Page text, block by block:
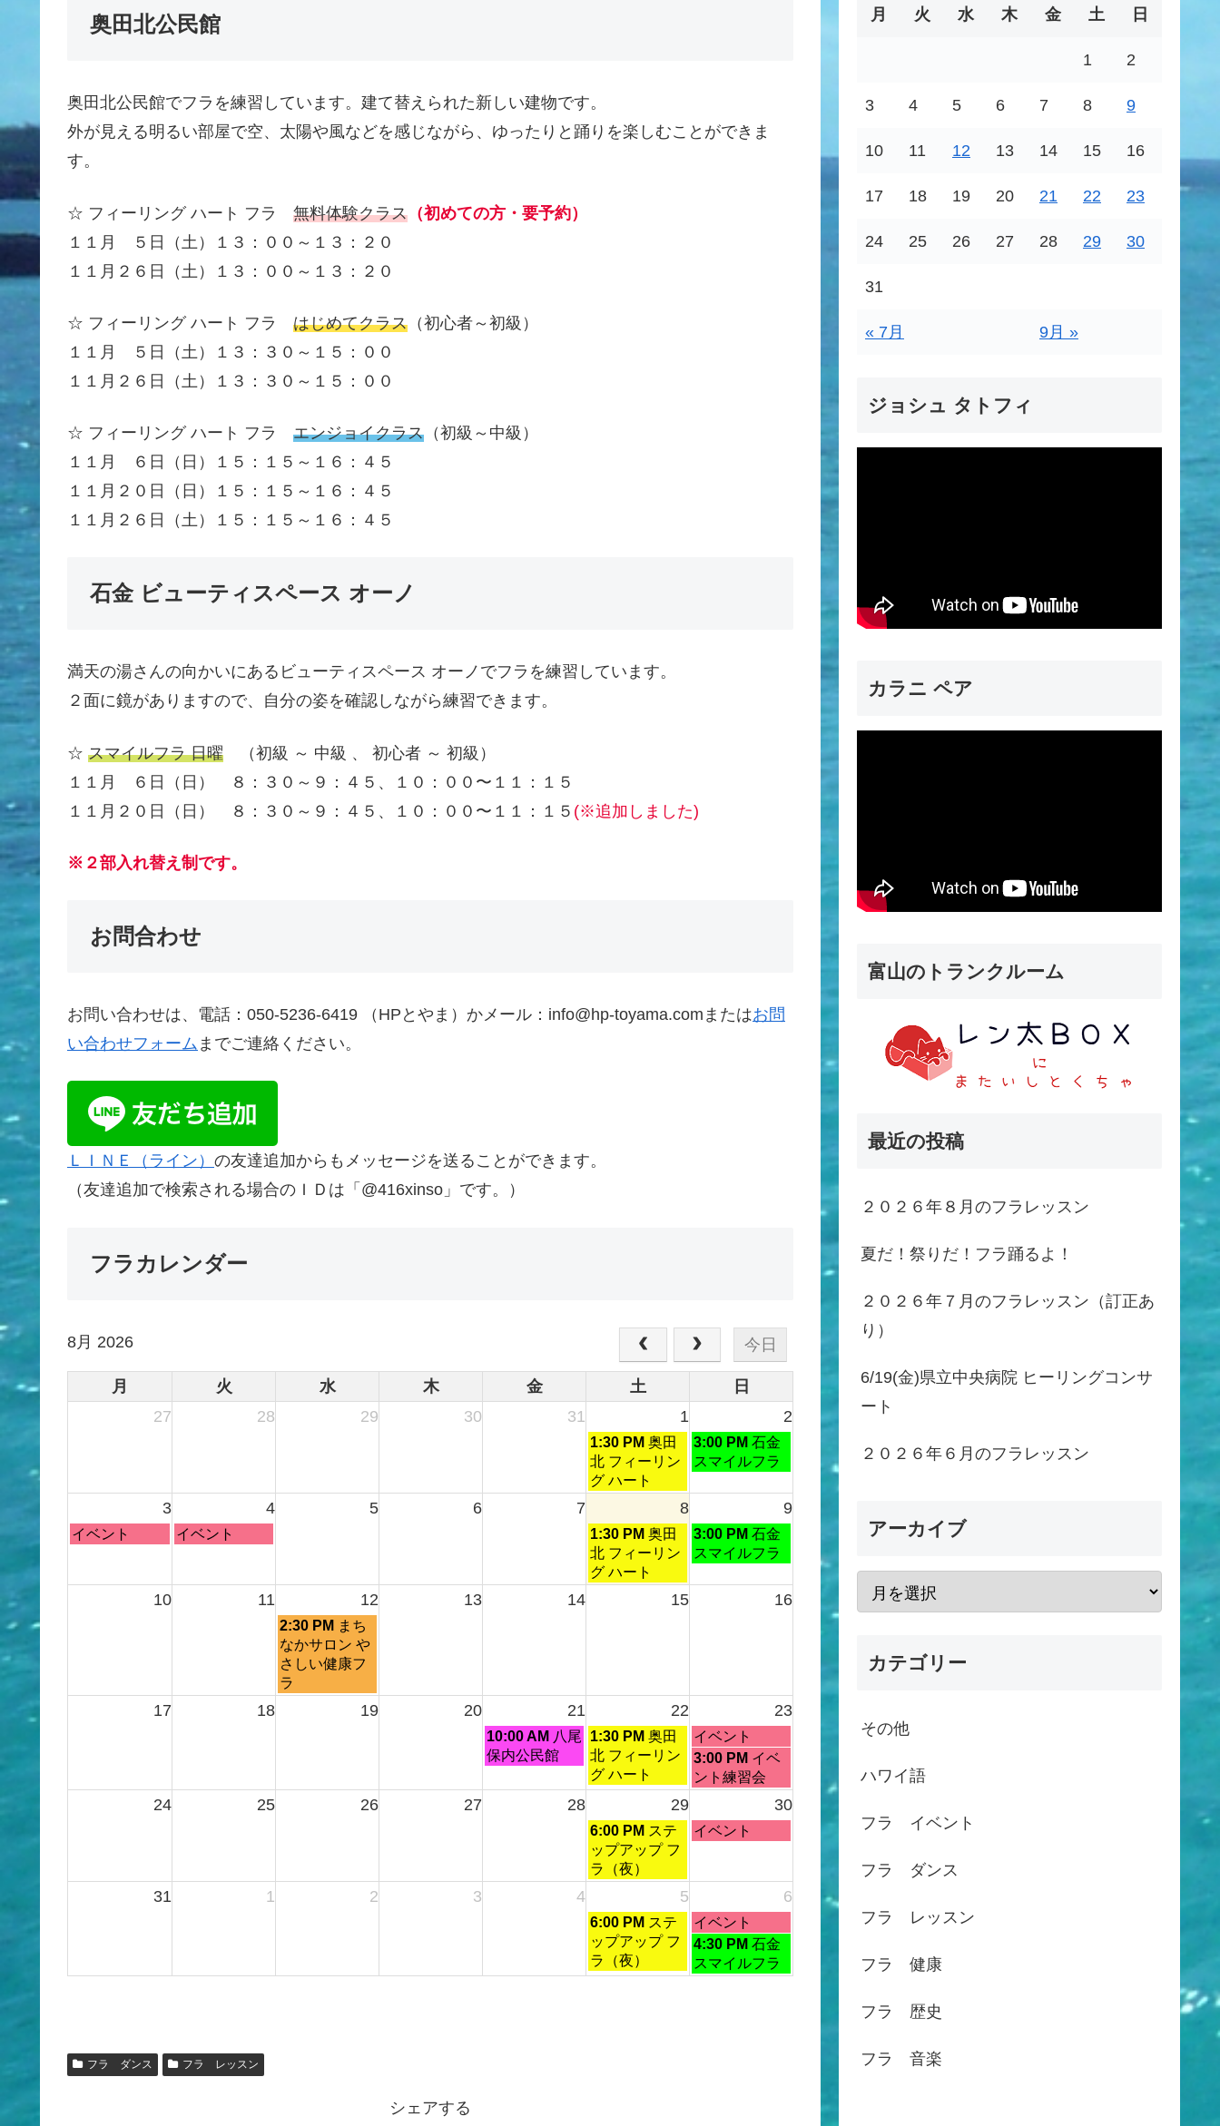
奥田北公民館
奥田北公民館でフラを練習しています。建て替えられた新しい建物です。
外が見える明るい部屋で空、太陽や風などを感じながら、ゆったりと踊りを楽しむことができま
す。
☆ フィーリング ハート フラ 無料体験クラス （初めての方・要予約）
１１月 ５日（土）１３：００～１３：２０
１１月２６日（土）１３：００～１３：２０
☆ フィーリング ハート フラ はじめてクラス （初心者～初級）
１１月 ５日（土）１３：３０～１５：００
１１月２６日（土）１３：３０～１５：００
☆ フィーリング ハート フラ エンジョイクラス （初級～中級）
１１月 ６日（日）１５：１５～１６：４５
１１月２０日（日）１５：１５～１６：４５
１１月２６日（土）１５：１５～１６：４５
石金 ビューティスペース オーノ
満天の湯さんの向かいにあるビューティスペース オーノでフラを練習しています。
２面に鏡がありますので、自分の姿を確認しながら練習できます。
☆ スマイルフラ 日曜 （初級 ～ 中級 、 初心者 ～ 初級）
１１月 ６日（日） ８：３０～９：４５、１０：００〜１１：１５
１１月２０日（日） ８：３０～９：４５、１０：００〜１１：１５ (※追加しました)
※２部入れ替え制です。
お問合わせ
お問い合わせは、電話：050-5236-6419 （HPとやま）かメール：info@hp-toyama.comまたはお問
い合わせフォーム までご連絡ください。
ＬＩＮＥ（ライン） の友達追加からもメッセージを送ることができます。
（友達追加で検索される場合のＩＤは「@416xinso」です。）
フラカレンダー
8月 2026 今日
月 火 水 木 金 土
日
27
28 29 30 31 1 2
土
曜
日,
8
1st
2026
1:30 PM 奥田
北 フィーリン
グ ハート
日
曜
8
2nd
2026
3:00 PM 石金
スマイルフラ
3 4 5 6 7 8 9
月
8
イベント
火
8
イベント
土
曜
日,
8
1:30 PM 奥田
北 フィーリン
グ ハート
日
曜
8
3:00 PM 石金
スマイルフラ
10 11 12 13 14 15 16
水
曜
日,
8
月
2:30 PM まち
なかサロン や
さしい健康フ
ラ
17 18 19 20 21 22 23
金
曜
8
10:00 AM 八尾
保内公民館
土
曜
日,
8
22nd
2026
1:30 PM 奥田
北 フィーリン
グ ハート
日
曜
日,
8
23rd
イベント
日
曜
日,
月
3:00 PM イベ
ント練習会
24 25 26 27 28 29 30
土
曜
日,
8
29th
2026
6:00 PM ステ
ップアップ フ
ラ（夜）
日
8
30th
2026
イベント
31 1 2 3 4 5 6
土
曜
日,
9
6:00 PM ステ
ップアップ フ
ラ（夜）
日
曜
日,
9
イベント
日
曜
日,
4:30 PM 石金
スマイルフラ
フラ ダンス フラ レッスン
シェアする
月 火 水 木 金 土 日
1 2
3 4 5 6 7 8 9
10 11 12 13 14 15 16
17 18 19 20 21 22 23
24 25 26 27 28 29 30
31
« 7月 9月 »
ジョシュ タトフィ
カラニ ペア
富山のトランクルーム
最近の投稿
２０２６年８月のフラレッスン
夏だ！祭りだ！フラ踊るよ！
２０２６年７月のフラレッスン（訂正あ
り）
6/19(金)県立中央病院 ヒーリングコンサ
ート
２０２６年６月のフラレッスン
アーカイブ
カテゴリー
その他
ハワイ語
フラ イベント
フラ ダンス
フラ レッスン
フラ 健康
フラ 歴史
フラ 音楽